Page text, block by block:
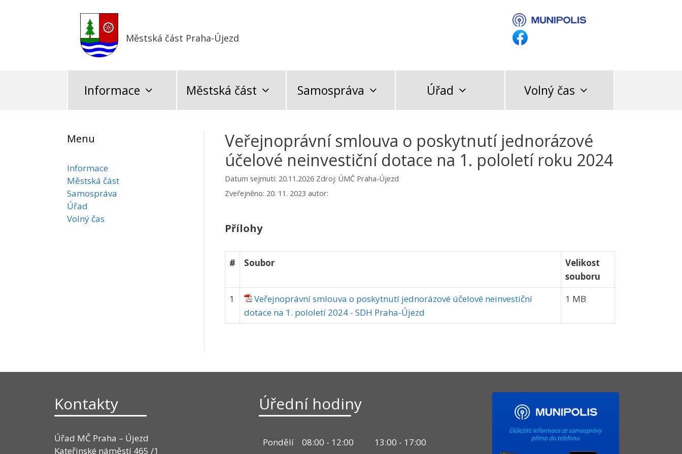
Městská část Praha-Újezd
Informace Městská část Samospráva Úřad Volný čas
Veřejnoprávní smlouva o poskytnutí jednorázové
účelové neinvestiční dotace na 1. pololetí roku 2024
Datum sejmutí: 20.11.2026 Zdroj: ÚMČ Praha-Újezd
Zveřejněno: 20. 11. 2023 autor:
Přílohy
# Soubor
Velikost
souboru
1
Veřejnoprávní smlouva o poskytnutí jednorázové účelové neinvestiční
dotace na 1. pololetí 2024 - SDH Praha-Újezd
1 MB
Menu
Informace
Městská část
Samospráva
Úřad
Volný čas
Kontakty
Úřad MČ Praha – Újezd
Kateřinské náměstí 465 /1
Úřední hodiny
Pondělí 08:00 - 12:00 13:00 - 17:00